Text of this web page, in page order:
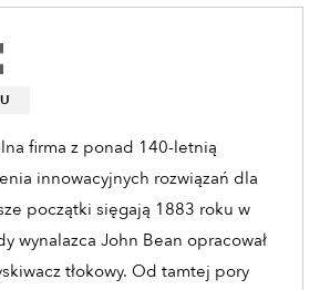
firma z ponad 140-letnią
innowacyjnych rozwiązań dla
początki sięgają 1883 roku w
wynalazca John Bean opracował
tłokowy. Od tamtej pory